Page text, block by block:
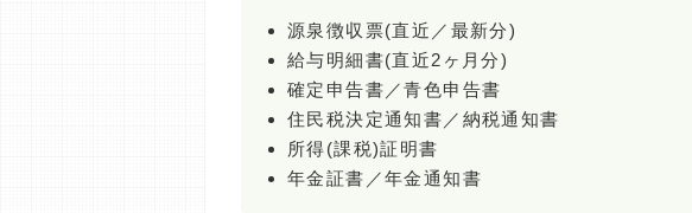
源泉徴収票(直近／最新分)
給与明細書(直近2ヶ月分)
確定申告書／青色申告書
住民税決定通知書／納税通知書
所得(課税)証明書
年金証書／年金通知書